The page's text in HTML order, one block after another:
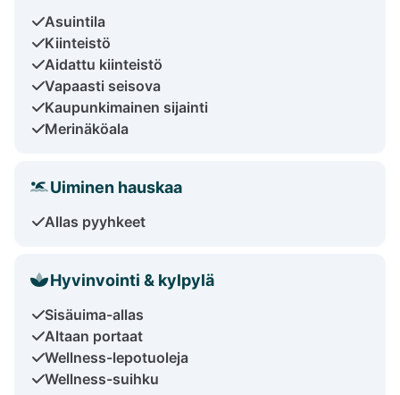
Asuintila
Kiinteistö
Aidattu kiinteistö
Vapaasti seisova
Kaupunkimainen sijainti
Merinäköala
Uiminen hauskaa
Allas pyyhkeet
Hyvinvointi & kylpylä
Sisäuima-allas
Altaan portaat
Wellness-lepotuoleja
Wellness-suihku